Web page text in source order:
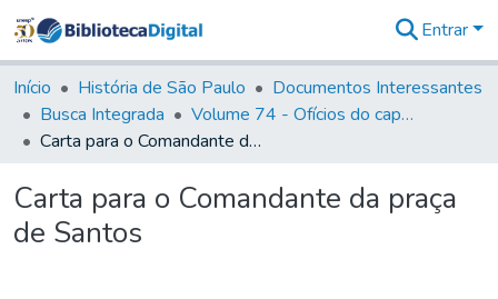
&
Coleções
Tudo na
Biblioteca
Estatísticas
Entrar
Início História de São Paulo
Documentos Interessantes
Busca Integrada
Volume 74 - Ofícios do capitão General Martim Lopes Lobo de Saldanha às Câmaras e Comandantes da Capitania (1775)
Carta para o Comandante da praça de Santos
Carta para o Comandante da praça
de Santos